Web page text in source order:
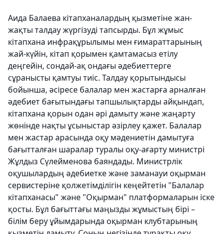
Аида Балаева кітапханалардың қызметіне жан-
жақты талдау жүргізуді тапсырды. Бұл жұмыс
кітапхана инфрақұрылымы мен ғимараттарының
жай-күйін, кітап қорымен қамтамасыз етілу
деңгейін, сондай-ақ ондағы әдебиеттерге
сұранысты қамтуы тиіс. Талдау қорытындысы
бойынша, әсіресе балалар мен жастарға арналған
әдебиет бағытындағы тапшылықтарды айқындап,
кітапхана қорын одан әрі дамыту және жаңарту
жөнінде нақты ұсыныстар әзірлеу қажет. Балалар
мен жастар арасында оқу мәдениетін дамытуға
бағытталған шаралар туралы оқу-ағарту министрі
Жұлдыз Сүлейменова баяндады. Министрлік
оқушылардың әдебиетке және заманауи оқырман
сервистеріне қолжетімділігін кеңейтетін "Балалар
кітапханасы" және "Оқырман" платформаларын іске
қосты. Бұл бағыттағы маңызды жұмыстың бірі –
білім беру ұйымдарында оқырман клубтарының